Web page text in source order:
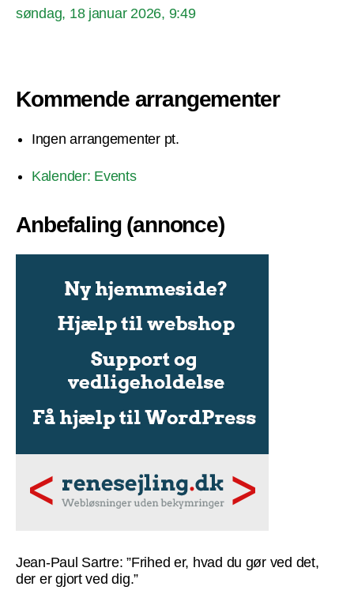
søndag, 18 januar 2026, 9:49
Kommende arrangementer
Ingen arrangementer pt.
Kalender: Events
Anbefaling (annonce)
Jean-Paul Sartre: ”Frihed er, hvad du gør ved det,
der er gjort ved dig.”